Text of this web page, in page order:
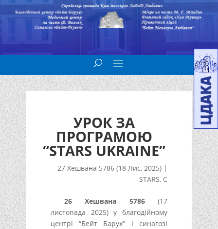
УРОК ЗА
ПРОГРАМОЮ
“STARS UKRAINE”
27 Хешвана 5786 (18 Лис, 2025) |
STARS, С
26 Хешвана 5786(17
листопада 2025) у благодійному
центрі “Бейт Барух” і синагозі